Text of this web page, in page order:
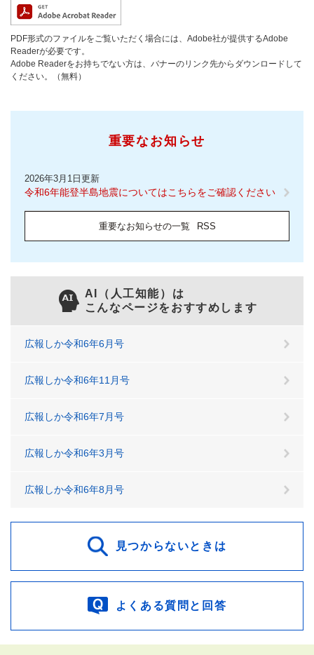
PDF形式のファイルをご覧いただく場合には、Adobe社が提供するAdobe
Readerが必要です。
Adobe Readerをお持ちでない方は、バナーのリンク先からダウンロードして
ください。（無料）
重要なお知らせ
2026年3月1日更新
令和6年能登半島地震についてはこちらをご確認ください
重要なお知らせの一覧 RSS
AI（人工知能）は
こんなページをおすすめします
広報しか令和6年6月号
広報しか令和6年11月号
広報しか令和6年7月号
広報しか令和6年3月号
広報しか令和6年8月号
見つからないときは
よくある質問と回答